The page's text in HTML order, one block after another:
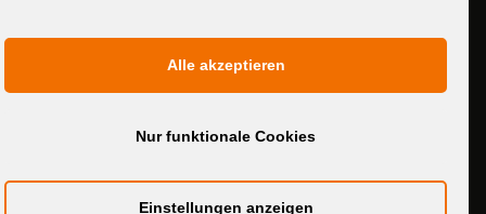
MEDIADATEN
Alle akzeptieren
Nur funktionale Cookies
Einstellungen anzeigen